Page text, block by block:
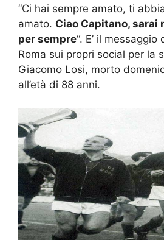
“Ci hai sempre amato, ti
amato. Ciao Capitano, sarai
per sempre“. E’ il
Roma sui propri social per la
Giacomo Losi, morto
all’età di 88 anni.